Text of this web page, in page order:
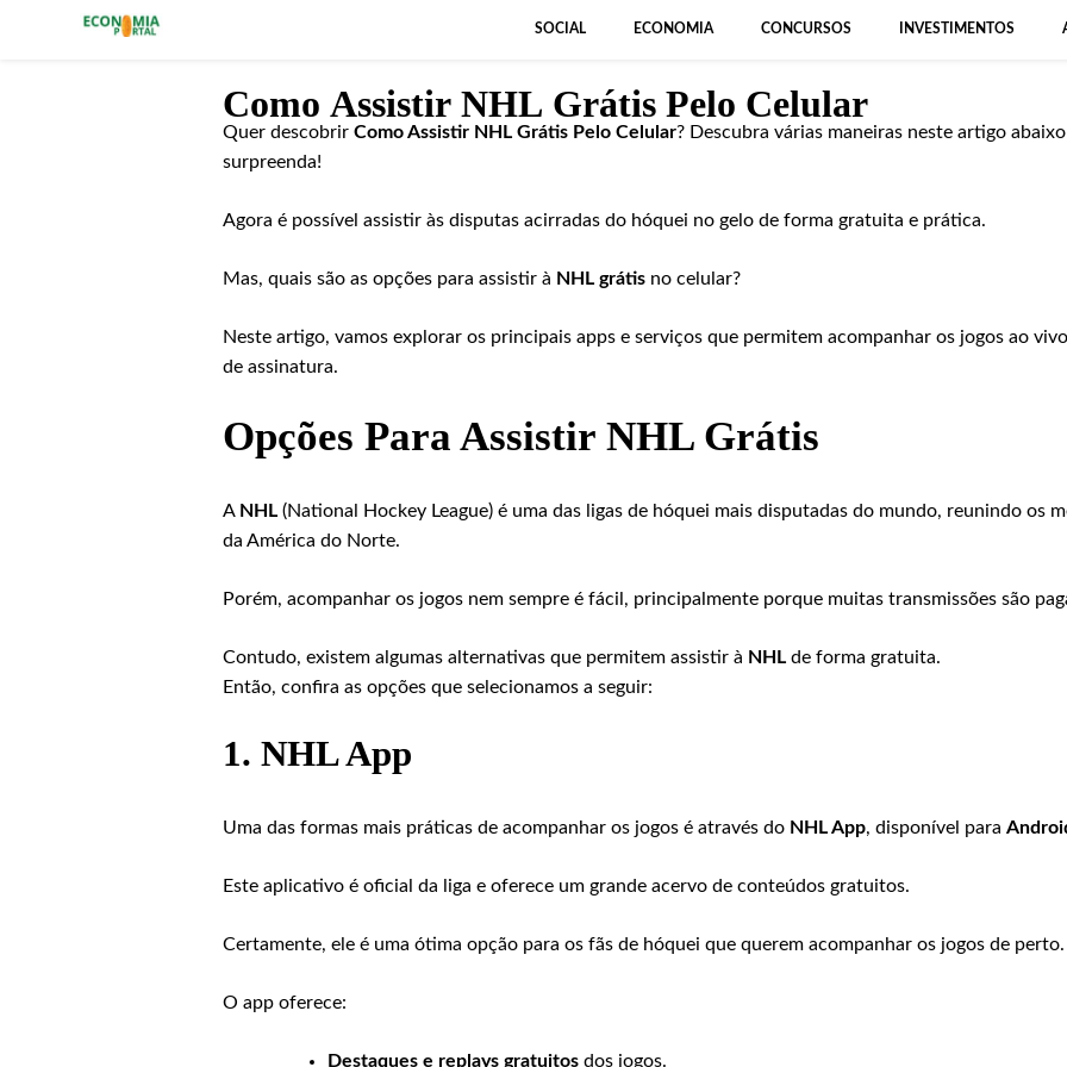
SOCIAL ECONOMIA CONCURSOS INVESTIMENTOS
Como Assistir NHL Grátis Pelo Celular
Quer descobrir Como Assistir NHL Grátis Pelo Celular? Descubra várias maneiras neste artigo abaixo
surpreenda!
Agora é possível assistir às disputas acirradas do hóquei no gelo de forma gratuita e prática.
Mas, quais são as opções para assistir à NHL grátis no celular?
Neste artigo, vamos explorar os principais apps e serviços que permitem acompanhar os jogos ao
de assinatura.
Opções Para Assistir NHL Grátis
A NHL (National Hockey League) é uma das ligas de hóquei mais disputadas do mundo, reunindo os
da América do Norte.
Porém, acompanhar os jogos nem sempre é fácil, principalmente porque muitas transmissões são
Contudo, existem algumas alternativas que permitem assistir à NHL de forma gratuita.
Então, confira as opções que selecionamos a seguir:
1. NHL App
Uma das formas mais práticas de acompanhar os jogos é através do NHL App, disponível para
Este aplicativo é oficial da liga e oferece um grande acervo de conteúdos gratuitos.
Certamente, ele é uma ótima opção para os fãs de hóquei que querem acompanhar os jogos de perto.
O app oferece:
Destaques e replays gratuitos dos jogos.